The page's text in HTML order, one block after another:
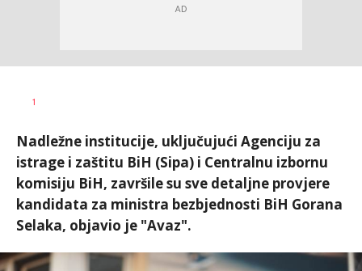
AUTOR
1
Nadležne institucije, uključujući Agenciju za
istrage i zaštitu BiH (Sipa) i Centralnu izbornu
komisiju BiH, završile su sve detaljne provjere
kandidata za ministra bezbjednosti BiH Gorana
Selaka, objavio je "Avaz".